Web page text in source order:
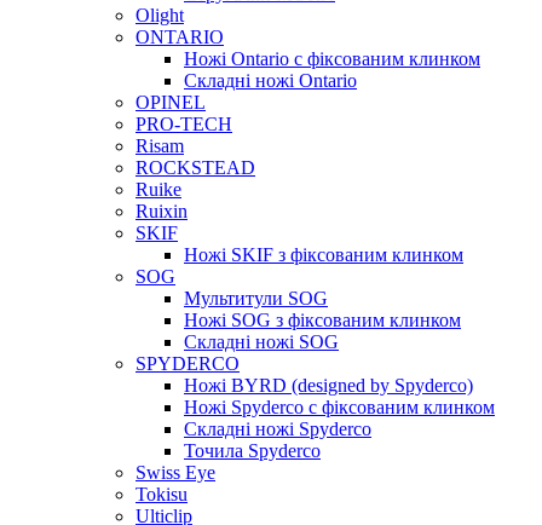
Olight
ONTARIO
Ножі Ontario c фіксованим клинком
Складні ножі Ontario
OPINEL
PRO-TECH
Risam
ROCKSTEAD
Ruike
Ruixin
SKIF
Ножі SKIF з фіксованим клинком
SOG
Мультитули SOG
Ножі SOG з фіксованим клинком
Складні ножі SOG
SPYDERCO
Ножі BYRD (designed by Spyderco)
Ножі Spyderco c фіксованим клинком
Складні ножі Spyderco
Точила Spyderco
Swiss Eye
Tokisu
Ulticlip